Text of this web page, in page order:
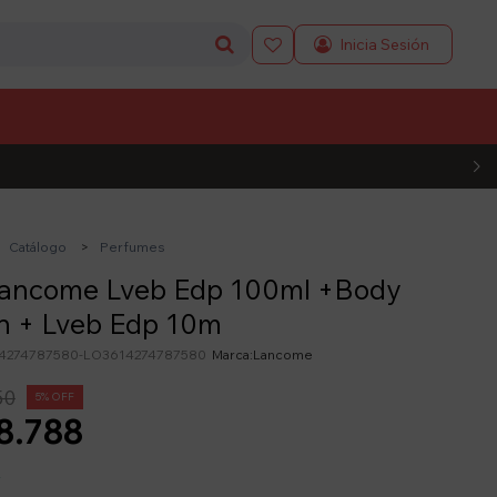

Catálogo Perfumes
Lveb Edp 100ml +Body
+ Lveb Edp 10m
LO3614274787580 Lancome
5